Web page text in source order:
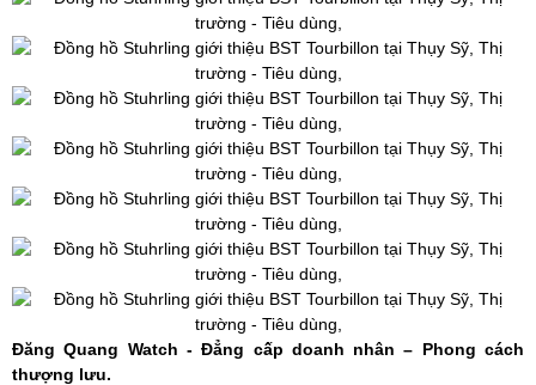
Đăng Quang Watch - Đẳng cấp doanh nhân – Phong cách
thượng lưu.